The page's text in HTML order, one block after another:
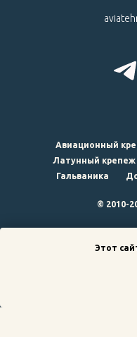
Авиационный
Латунный крепеж
Гальваника
© 2010-
Этот